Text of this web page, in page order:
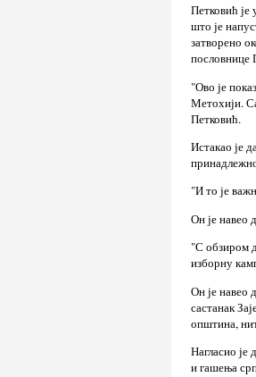
Петковић је
што је
затворено
пословнице
"Ово је
Метохији.
Петковић.
Истакао је
"И то је
Он је навео
"С обзиром
изборну
Он је навео
састанак
општина,
Нагласио је
и гашења